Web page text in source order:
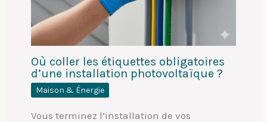
Où coller les étiquettes obligatoires
d’une installation photovoltaïque ?
Maison & Énergie
Vous terminez l’installation de vos